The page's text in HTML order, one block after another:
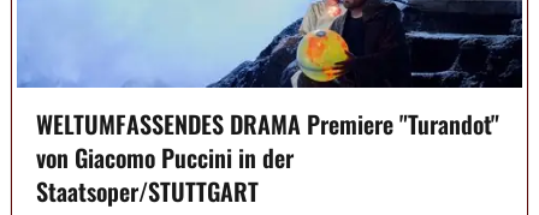
WELTUMFASSENDES DRAMA Premiere "Turandot"
von Giacomo Puccini in der
Staatsoper/STUTTGART